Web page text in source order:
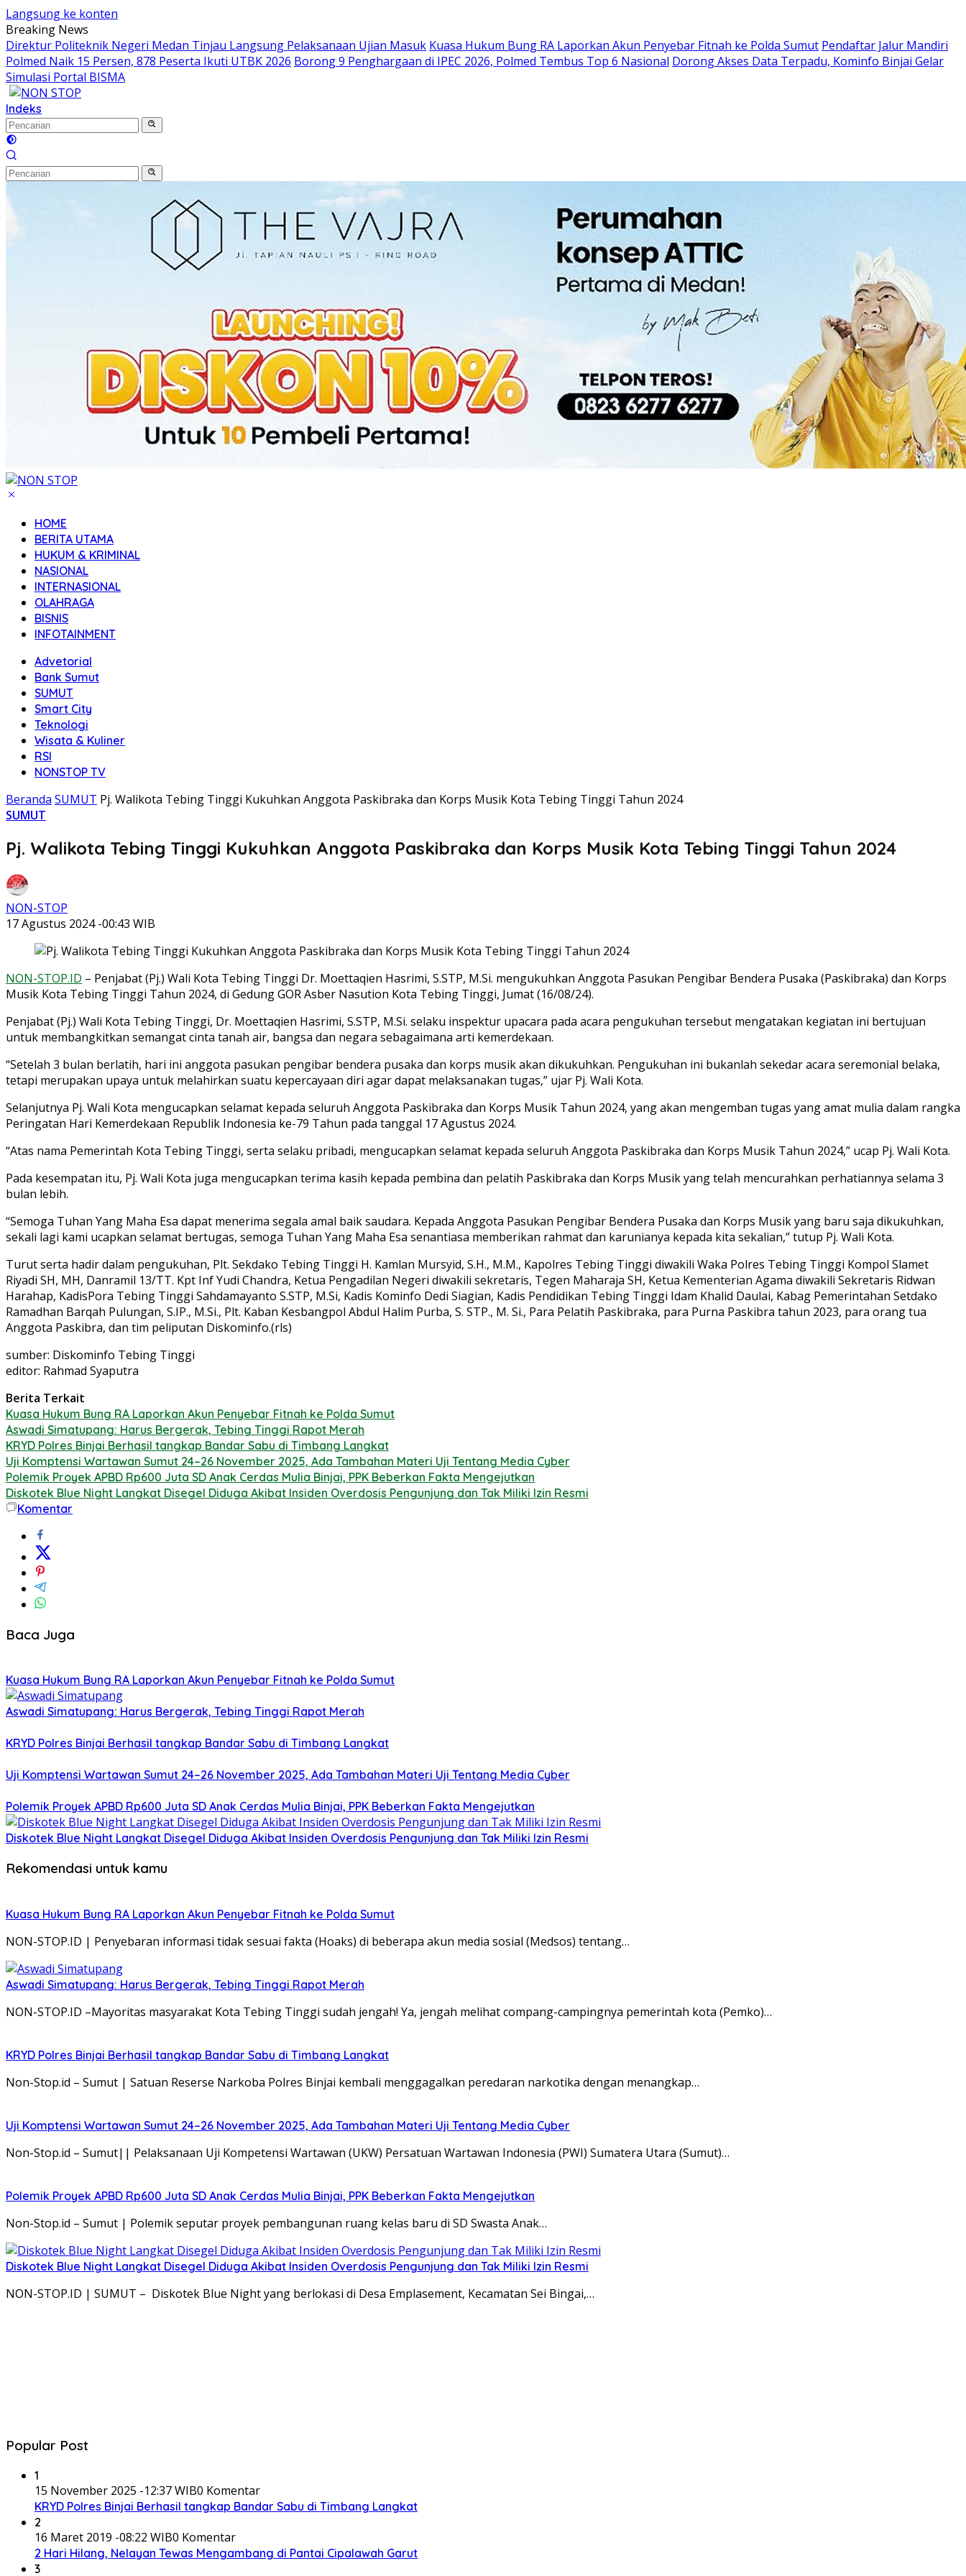
Langsung ke konten
Breaking News
Direktur Politeknik Negeri Medan Tinjau Langsung Pelaksanaan Ujian Masuk Kuasa Hukum Bung RA Laporkan Akun Penyebar Fitnah ke Polda Sumut Pendaftar Jalur Mandiri
Polmed Naik 15 Persen, 878 Peserta Ikuti UTBK 2026 Borong 9 Penghargaan di IPEC 2026, Polmed Tembus Top 6 Nasional Dorong Akses Data Terpadu, Kominfo Binjai Gelar
Simulasi Portal BISMA
Indeks
HOME
BERITA UTAMA
HUKUM & KRIMINAL
NASIONAL
INTERNASIONAL
OLAHRAGA
BISNIS
INFOTAINMENT
Advetorial
Bank Sumut
SUMUT
Smart City
Teknologi
Wisata & Kuliner
RSI
NONSTOP TV
Beranda SUMUT Pj. Walikota Tebing Tinggi Kukuhkan Anggota Paskibraka dan Korps Musik Kota Tebing Tinggi Tahun 2024
SUMUT
Pj. Walikota Tebing Tinggi Kukuhkan Anggota Paskibraka dan Korps Musik Kota Tebing Tinggi Tahun 2024
NON-STOP
17 Agustus 2024 -00:43 WIB
NON-STOP.ID – Penjabat (Pj.) Wali Kota Tebing Tinggi Dr. Moettaqien Hasrimi, S.STP, M.Si. mengukuhkan Anggota Pasukan Pengibar Bendera Pusaka (Paskibraka) dan Korps
Musik Kota Tebing Tinggi Tahun 2024, di Gedung GOR Asber Nasution Kota Tebing Tinggi, Jumat (16/08/24).
Penjabat (Pj.) Wali Kota Tebing Tinggi, Dr. Moettaqien Hasrimi, S.STP, M.Si. selaku inspektur upacara pada acara pengukuhan tersebut mengatakan kegiatan ini bertujuan
untuk membangkitkan semangat cinta tanah air, bangsa dan negara sebagaimana arti kemerdekaan.
“Setelah 3 bulan berlatih, hari ini anggota pasukan pengibar bendera pusaka dan korps musik akan dikukuhkan. Pengukuhan ini bukanlah sekedar acara seremonial belaka,
tetapi merupakan upaya untuk melahirkan suatu kepercayaan diri agar dapat melaksanakan tugas,” ujar Pj. Wali Kota.
Selanjutnya Pj. Wali Kota mengucapkan selamat kepada seluruh Anggota Paskibraka dan Korps Musik Tahun 2024, yang akan mengemban tugas yang amat mulia dalam rangka
Peringatan Hari Kemerdekaan Republik Indonesia ke-79 Tahun pada tanggal 17 Agustus 2024.
“Atas nama Pemerintah Kota Tebing Tinggi, serta selaku pribadi, mengucapkan selamat kepada seluruh Anggota Paskibraka dan Korps Musik Tahun 2024,” ucap Pj. Wali Kota.
Pada kesempatan itu, Pj. Wali Kota juga mengucapkan terima kasih kepada pembina dan pelatih Paskibraka dan Korps Musik yang telah mencurahkan perhatiannya selama 3
bulan lebih.
“Semoga Tuhan Yang Maha Esa dapat menerima segala amal baik saudara. Kepada Anggota Pasukan Pengibar Bendera Pusaka dan Korps Musik yang baru saja dikukuhkan,
sekali lagi kami ucapkan selamat bertugas, semoga Tuhan Yang Maha Esa senantiasa memberikan rahmat dan karunianya kepada kita sekalian,” tutup Pj. Wali Kota.
Turut serta hadir dalam pengukuhan, Plt. Sekdako Tebing Tinggi H. Kamlan Mursyid, S.H., M.M., Kapolres Tebing Tinggi diwakili Waka Polres Tebing Tinggi Kompol Slamet
Riyadi SH, MH, Danramil 13/TT. Kpt Inf Yudi Chandra, Ketua Pengadilan Negeri diwakili sekretaris, Tegen Maharaja SH, Ketua Kementerian Agama diwakili Sekretaris Ridwan
Harahap, KadisPora Tebing Tinggi Sahdamayanto S.STP, M.Si, Kadis Kominfo Dedi Siagian, Kadis Pendidikan Tebing Tinggi Idam Khalid Daulai, Kabag Pemerintahan Setdako
Ramadhan Barqah Pulungan, S.IP., M.Si., Plt. Kaban Kesbangpol Abdul Halim Purba, S. STP., M. Si., Para Pelatih Paskibraka, para Purna Paskibra tahun 2023, para orang tua
Anggota Paskibra, dan tim peliputan Diskominfo.(rls)
sumber: Diskominfo Tebing Tinggi
editor: Rahmad Syaputra
Berita Terkait
Kuasa Hukum Bung RA Laporkan Akun Penyebar Fitnah ke Polda Sumut
Aswadi Simatupang: Harus Bergerak, Tebing Tinggi Rapot Merah
KRYD Polres Binjai Berhasil tangkap Bandar Sabu di Timbang Langkat
Uji Komptensi Wartawan Sumut 24–26 November 2025, Ada Tambahan Materi Uji Tentang Media Cyber
Polemik Proyek APBD Rp600 Juta SD Anak Cerdas Mulia Binjai, PPK Beberkan Fakta Mengejutkan
Diskotek Blue Night Langkat Disegel Diduga Akibat Insiden Overdosis Pengunjung dan Tak Miliki Izin Resmi
Komentar
Baca Juga
Kuasa Hukum Bung RA Laporkan Akun Penyebar Fitnah ke Polda Sumut
Aswadi Simatupang: Harus Bergerak, Tebing Tinggi Rapot Merah
KRYD Polres Binjai Berhasil tangkap Bandar Sabu di Timbang Langkat
Uji Komptensi Wartawan Sumut 24–26 November 2025, Ada Tambahan Materi Uji Tentang Media Cyber
Polemik Proyek APBD Rp600 Juta SD Anak Cerdas Mulia Binjai, PPK Beberkan Fakta Mengejutkan
Diskotek Blue Night Langkat Disegel Diduga Akibat Insiden Overdosis Pengunjung dan Tak Miliki Izin Resmi
Rekomendasi untuk kamu
Kuasa Hukum Bung RA Laporkan Akun Penyebar Fitnah ke Polda Sumut
NON-STOP.ID | Penyebaran informasi tidak sesuai fakta (Hoaks) di beberapa akun media sosial (Medsos) tentang…
Aswadi Simatupang: Harus Bergerak, Tebing Tinggi Rapot Merah
NON-STOP.ID –Mayoritas masyarakat Kota Tebing Tinggi sudah jengah! Ya, jengah melihat compang-campingnya pemerintah kota (Pemko)…
KRYD Polres Binjai Berhasil tangkap Bandar Sabu di Timbang Langkat
Non-Stop.id – Sumut | Satuan Reserse Narkoba Polres Binjai kembali menggagalkan peredaran narkotika dengan menangkap…
Uji Komptensi Wartawan Sumut 24–26 November 2025, Ada Tambahan Materi Uji Tentang Media Cyber
Non-Stop.id – Sumut|| Pelaksanaan Uji Kompetensi Wartawan (UKW) Persatuan Wartawan Indonesia (PWI) Sumatera Utara (Sumut)…
Polemik Proyek APBD Rp600 Juta SD Anak Cerdas Mulia Binjai, PPK Beberkan Fakta Mengejutkan
Non-Stop.id – Sumut | Polemik seputar proyek pembangunan ruang kelas baru di SD Swasta Anak…
Diskotek Blue Night Langkat Disegel Diduga Akibat Insiden Overdosis Pengunjung dan Tak Miliki Izin Resmi
NON-STOP.ID | SUMUT – Diskotek Blue Night yang berlokasi di Desa Emplasement, Kecamatan Sei Bingai,…
Popular Post
1
15 November 2025 -12:37 WIB0 Komentar
KRYD Polres Binjai Berhasil tangkap Bandar Sabu di Timbang Langkat
2
16 Maret 2019 -08:22 WIB0 Komentar
2 Hari Hilang, Nelayan Tewas Mengambang di Pantai Cipalawah Garut
3